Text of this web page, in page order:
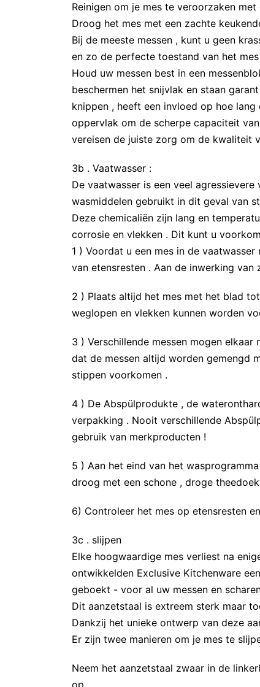
Reinigen om je mes te veroorzaken
Droog het mes met een zachte
Bij de meeste messen , kunt u geen
en zo de perfecte toestand van het
Houd uw messen best in een
beschermen het snijvlak en staan
knippen , heeft een invloed op hoe
oppervlak om de scherpe capaciteit
vereisen de juiste zorg om de kwaliteit
3b . Vaatwasser :
De vaatwasser is een veel
wasmiddelen gebruikt in dit geval van
Deze chemicaliën zijn lang en
corrosie en vlekken . Dit kunt u
1 ) Voordat u een mes in de
van etensresten . Aan de inwerking
2 ) Plaats altijd het mes met het blad
weglopen en vlekken kunnen worden
3 ) Verschillende messen mogen
dat de messen altijd worden gemengd
stippen voorkomen .
4 ) De Abspülprodukte , de
verpakking . Nooit verschillende
gebruik van merkproducten !
5 ) Aan het eind van het
droog met een schone , droge
6) Controleer het mes op etensresten
3c . slijpen
Elke hoogwaardige mes verliest na
ontwikkelden Exclusive Kitchenware
geboekt - voor al uw messen en
Dit aanzetstaal is extreem sterk maar
Dankzij het unieke ontwerp van deze
Er zijn twee manieren om je mes te
Neem het aanzetstaal zwaar in de
op .